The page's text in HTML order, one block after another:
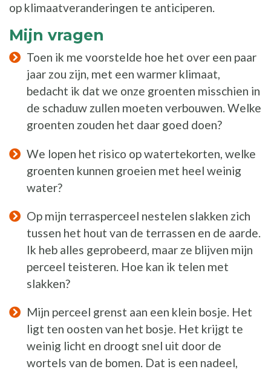
op klimaatveranderingen te anticiperen.
Mijn vragen
Toen ik me voorstelde hoe het over een paar
jaar zou zijn, met een warmer klimaat,
bedacht ik dat we onze groenten misschien in
de schaduw zullen moeten verbouwen. Welke
groenten zouden het daar goed doen?
We lopen het risico op watertekorten, welke
groenten kunnen groeien met heel weinig
water?
Op mijn terrasperceel nestelen slakken zich
tussen het hout van de terrassen en de aarde.
Ik heb alles geprobeerd, maar ze blijven mijn
perceel teisteren. Hoe kan ik telen met
slakken?
Mijn perceel grenst aan een klein bosje. Het
ligt ten oosten van het bosje. Het krijgt te
weinig licht en droogt snel uit door de
wortels van de bomen. Dat is een nadeel,